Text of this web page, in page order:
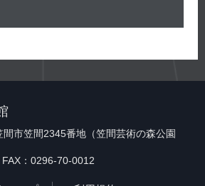
市笠間2345番地（笠間芸術の森公園
：0296-70-0012